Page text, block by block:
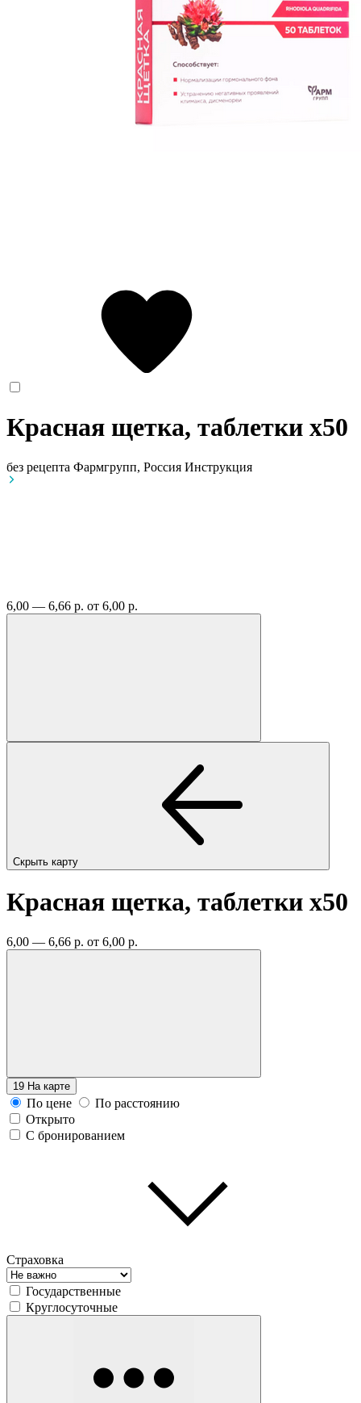
Красная щетка, таблетки x50
без рецепта Фармгрупп, Россия Инструкция
6,00 — 6,66 р. от 6,00 р.
Скрыть карту
Красная щетка, таблетки x50
6,00 — 6,66 р. от 6,00 р.
19 На карте
По цене
По расстоянию
Открыто
С бронированием
Страховка
Государственные
Круглосуточные